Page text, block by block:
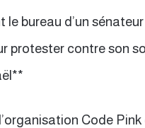
le bureau d’un
protester contre son
Code Pink